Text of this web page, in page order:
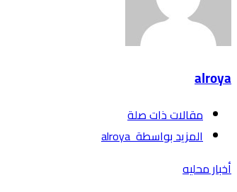
alroya
‫مقالات ذات صلة‬
‫‫المزيد بواسطة‬ ‬ alroya
أخبار محليه